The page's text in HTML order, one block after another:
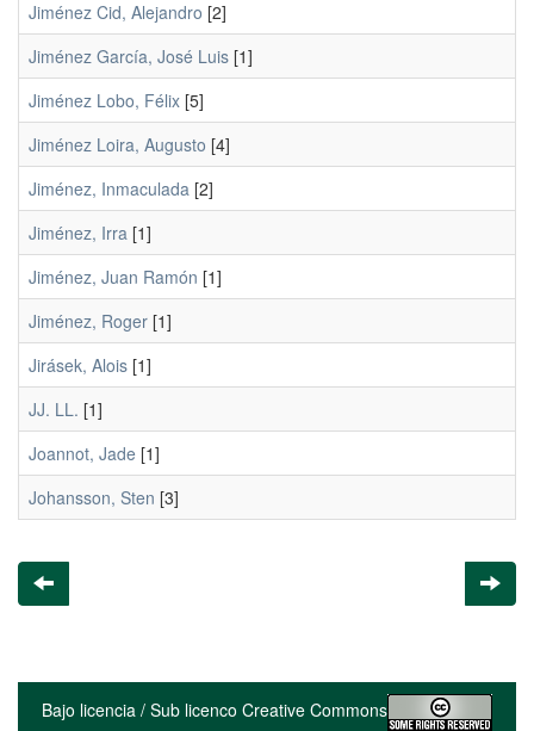
Jiménez Cid, Alejandro [2]
Jiménez García, José Luis [1]
Jiménez Lobo, Félix [5]
Jiménez Loira, Augusto [4]
Jiménez, Inmaculada [2]
Jiménez, Irra [1]
Jiménez, Juan Ramón [1]
Jiménez, Roger [1]
Jirásek, Alois [1]
JJ. LL. [1]
Joannot, Jade [1]
Johansson, Sten [3]
Bajo licencia / Sub licenco Creative Commons